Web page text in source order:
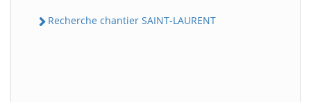
Recherche chantier SAINT-LAURENT